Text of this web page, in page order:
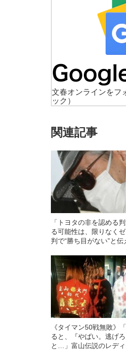
文春オンラインをフ
ック）
関連記事
「トヨタの非を認める
る可能性は、限りなく
判で“勝ち目がない”と伝
幸三を説得できなかった
の葛藤」
《タイマン50戦無敗》
ると、『やばい。逃げろ
と…」富山伝説のレディ